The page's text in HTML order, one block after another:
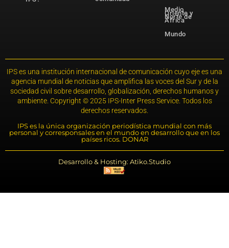
Medio
Oriente y
Norte de
África
Mundo
IPS es una institución internacional de comunicación cuyo eje es una
agencia mundial de noticias que amplifica las voces del Sur y de la
sociedad civil sobre desarrollo, globalización, derechos humanos y
ambiente. Copyright © 2025 IPS-Inter Press Service. Todos los
derechos reservados.
IPS es la única organización periodística mundial con más
personal y corresponsales en el mundo en desarrollo que en los
países ricos. DONAR
Desarrollo & Hosting: Atiko.Studio